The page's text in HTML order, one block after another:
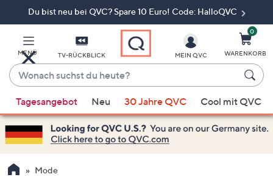
Du bist neu bei QVC? Spare 10 Euro! Code: HalloQVC
MENÜ TV-RÜCKBLICK
Wonach
suchst
du
heute?
Vorschläge
verfügbar
sind,
verwenden
Sie
MEIN QVC
0
WARENKORB
Tagesangebot Neu 30 Jahre QVC Cool mit QVC
Mode